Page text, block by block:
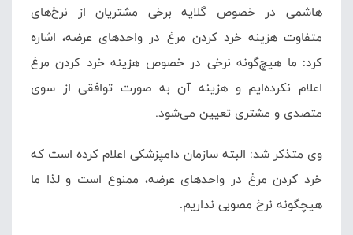
هاشمی در خصوص گلایه برخی مشتریان از نرخ‌های
متفاوت هزینه خرد کردن مرغ در واحدهای عرضه، اشاره
کرد: ما هیچ‌گونه نرخی در خصوص هزینه خرد کردن مرغ
اعلام نکرده‌ایم و هزینه آن به صورت توافقی از سوی
متصدی و مشتری تعیین می‌شود.
وی متذکر شد: البته سازمان دامپزشکی اعلام کرده است که
خرد کردن مرغ در واحدهای عرضه، ممنوع است و لذا ما
هیچگونه نرخ مصوبی نداریم.